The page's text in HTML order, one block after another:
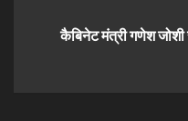
कैबिनेट मंत्री गणेश